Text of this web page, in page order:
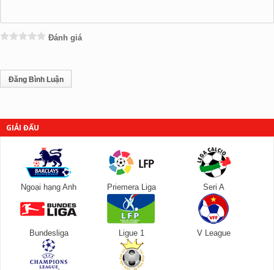
Đánh giá
GIẢI ĐẤU
Ngoại hạng Anh Priemera Liga Seri A
Bundesliga Ligue 1 V League